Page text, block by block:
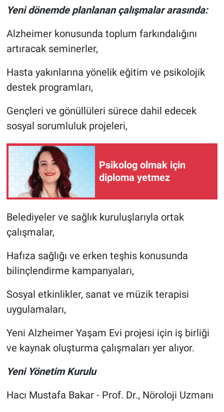
Yeni dönemde planlanan çalışmalar arasında:
Alzheimer konusunda toplum farkındalığını
artıracak seminerler,
Hasta yakınlarına yönelik eğitim ve psikolojik
destek programları,
Gençleri ve gönüllüleri sürece dahil edecek
sosyal sorumluluk projeleri,
Psikolog olmak için
diploma yetmez
Belediyeler ve sağlık kuruluşlarıyla ortak
çalışmalar,
Hafıza sağlığı ve erken teşhis konusunda
bilinçlendirme kampanyaları,
Sosyal etkinlikler, sanat ve müzik terapisi
uygulamaları,
Yeni Alzheimer Yaşam Evi projesi için iş birliği
ve kaynak oluşturma çalışmaları yer alıyor.
Yeni Yönetim Kurulu
Hacı Mustafa Bakar - Prof. Dr., Nöroloji Uzmanı